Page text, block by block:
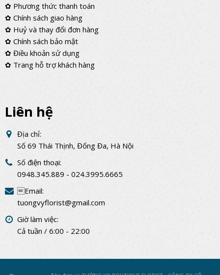
✿ Phương thức thanh toán
✿ Chính sách giao hàng
✿ Huỷ và thay đổi đơn hàng
✿ Chính sách bảo mật
✿ Điều khoản sử dụng
✿ Trang hỗ trợ khách hàng
Liên hệ
Địa chỉ:
Số 69 Thái Thịnh, Đống Đa, Hà Nội
Số điện thoại:
0948.345.889 - 024.3995.6665
Email:
tuongvyflorist@gmail.com
Giờ làm việc:
Cả tuần / 6:00 - 22:00